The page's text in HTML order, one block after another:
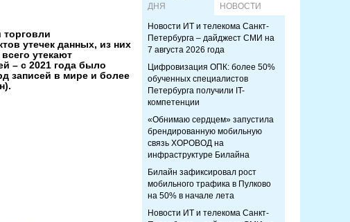
торговли
утечек данных, из них
утекают
– с 2021 года было
записей в мире и более
ДНЯ
НОВОСТИ
Новости ИТ и телекома Санкт-
Петербурга – дайджест СМИ на
7 августа 2026 года
Цифровизация ОПК: более 50%
обученных специалистов
Петербурга получили IT-
компетенции
«Обнимаю сердцем» запустила
брендированную мобильную
связь ХОРОВОД на
инфраструктуре Билайна
Билайн зафиксировал рост
мобильного трафика в Пулково
на 50% в начале лета
Новости ИТ и телекома Санкт-